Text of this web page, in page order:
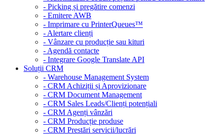
- Picking și pregătire comenzi
- Emitere AWB
- Imprimare cu PrinterQueues™
- Alertare clienți
- Vânzare cu producție sau kituri
- Agendă contacte
- Integrare Google Translate API
Soluții CRM
- Warehouse Management System
- CRM Achiziții și Aprovizionare
- CRM Document Management
- CRM Sales Leads/Clienți potențiali
- CRM Agenți vânzări
- CRM Producție produse
- CRM Prestări servicii/lucrări